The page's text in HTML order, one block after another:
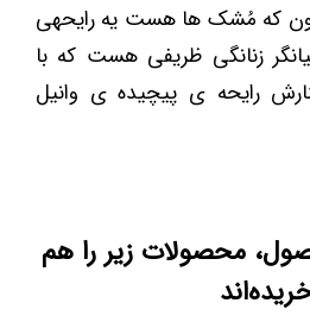
که مُشک ها هست یه رایحهی
زنانگی ظریفی هست که با
رایحه ی پیچیده ی وانیل
محصولات زیر را هم